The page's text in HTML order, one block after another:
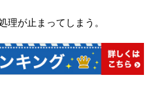
理が止まってしまう。